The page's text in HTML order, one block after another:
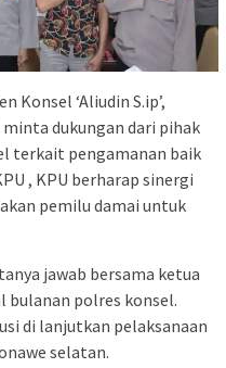
Konsel ‘Aliudin S.ip’,
dukungan dari pihak
terkait pengamanan baik
, KPU berharap sinergi
pemilu damai untuk
jawab bersama ketua
bulanan polres konsel.
di lanjutkan pelaksanaan
selatan.